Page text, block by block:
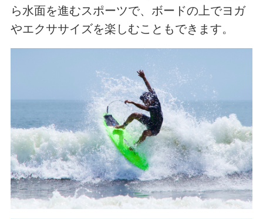
ら水面を進むスポーツで、ボードの上でヨガ
やエクササイズを楽しむこともできます。